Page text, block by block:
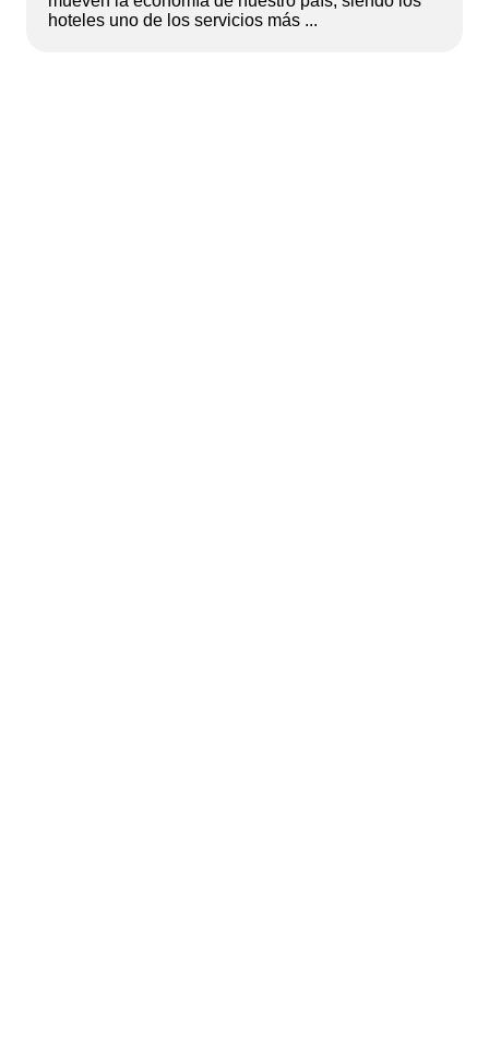
hoteles uno de los servicios más ...